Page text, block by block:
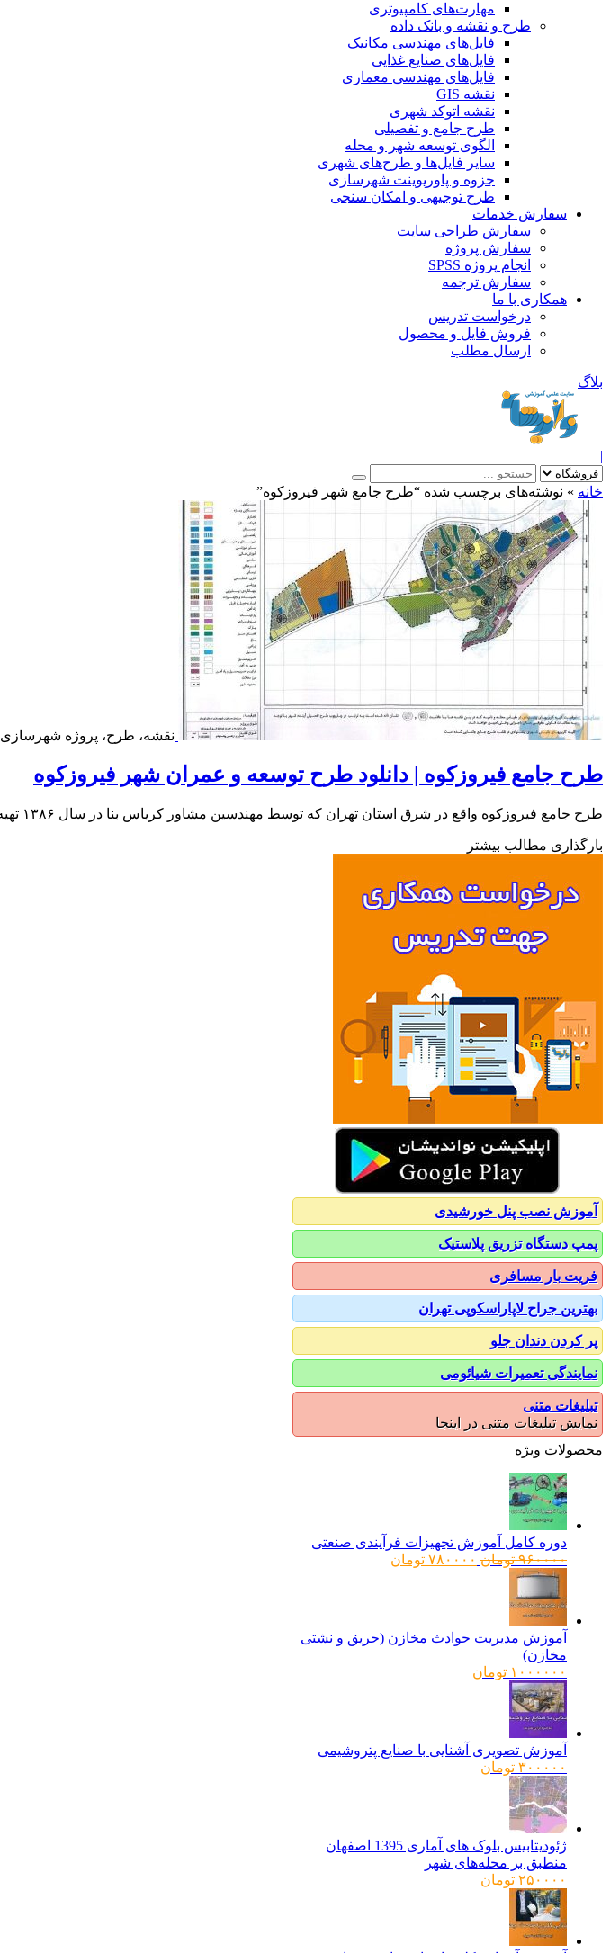
مهارت‌های کامپیوتری
طرح و نقشه و بانک داده
فایل‌های مهندسی مکانیک
فایل‌های صنایع غذایی
فایل‌های مهندسی معماری
نقشه GIS
نقشه اتوکد شهری
طرح جامع و تفصیلی
الگوی توسعه شهر و محله
سایر فایل‌ها و طرح‌های شهری
جزوه و پاورپوینت شهرسازی
طرح توجیهی و امکان سنجی
سفارش خدمات
سفارش طراحی سایت
سفارش پروژه
انجام پروژه SPSS
سفارش ترجمه
همکاری با ما
درخواست تدریس
فروش فایل و محصول
ارسال مطلب
بلاگ
|
خانه » نوشته‌های برچسب شده “طرح جامع شهر فیروزکوه”
نقشه، طرح، پروژه شهرسازی
طرح جامع فیروزکوه | دانلود طرح توسعه و عمران شهر فیروزکوه
طرح جامع فیروزکوه واقع در شرق استان تهران که توسط مهندسین مشاور کریاس بنا در سال ۱۳۸۶ تهیه شده است را به…
بارگذاری مطالب بیشتر
آموزش نصب پنل خورشیدی
پمپ دستگاه تزریق پلاستیک
فریت بار مسافری
بهترین جراح لاپاراسکوپی تهران
پر کردن دندان جلو
نمایندگی تعمیرات شیائومی
تبلیغات متنی
نمایش تبلیغات متنی در اینجا
محصولات ویژه
دوره کامل آموزش تجهیزات فرآیندی صنعتی
۹۶۰۰۰۰ تومان قیمت
۷۸۰۰۰۰ تومان
آموزش مدیریت حوادث مخازن (حریق و نشتی
مخازن)
۱۰۰۰۰۰۰ تومان
آموزش تصویری آشنایی با صنایع پتروشیمی
۳۰۰۰۰۰ تومان
ژئودیتابیس بلوک های آماری 1395 اصفهان
منطبق بر محله‌های شهر
۲۵۰۰۰۰ تومان